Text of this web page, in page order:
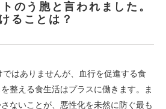
のう胞と言われました。
ることは？
はありませんが、血行を促進する食
整える食生活はプラスに働きます。ま
ないことが、悪性化を未然に防ぐ最も